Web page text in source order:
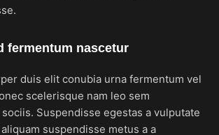
fermentum nascetur
duis elit conubia urna fermentum vel
scelerisque nam leo sem
Suspendisse egestas a vulputate
suspendisse metus a a